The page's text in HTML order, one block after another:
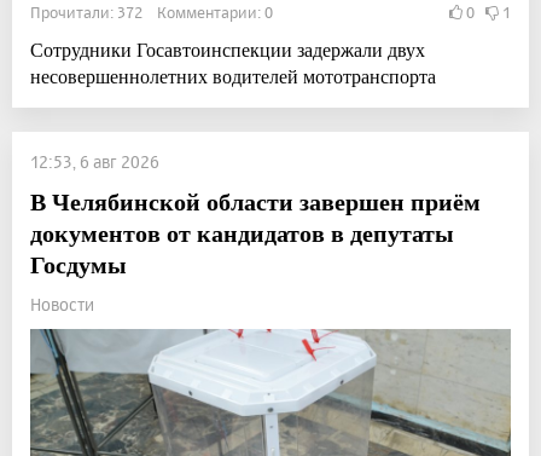
Прочитали: 372 Комментарии: 0 0 1
Сотрудники Госавтоинспекции задержали двух
несовершеннолетних водителей мототранспорта
12:53, 6 авг 2026
В Челябинской области завершен приём
документов от кандидатов в депутаты
Госдумы
Новости